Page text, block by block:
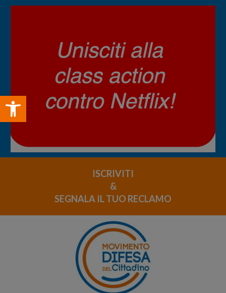
Open toolbar
ISCRIVITI
&
SEGNALA IL TUO RECLAMO